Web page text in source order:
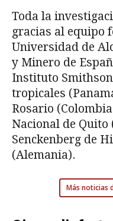
Toda la
gracias al equipo
Universidad de
y Minero de
Instituto
tropicales
Rosario
Nacional de Quito
Senckenberg de
(Alemania).
Más noticias